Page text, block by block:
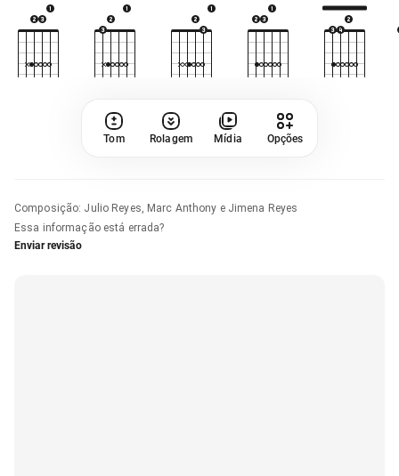
Tom Rolagem Mídia Opções
Composição: Julio Reyes, Marc Anthony e Jimena Reyes
Essa informação está errada?
Enviar revisão